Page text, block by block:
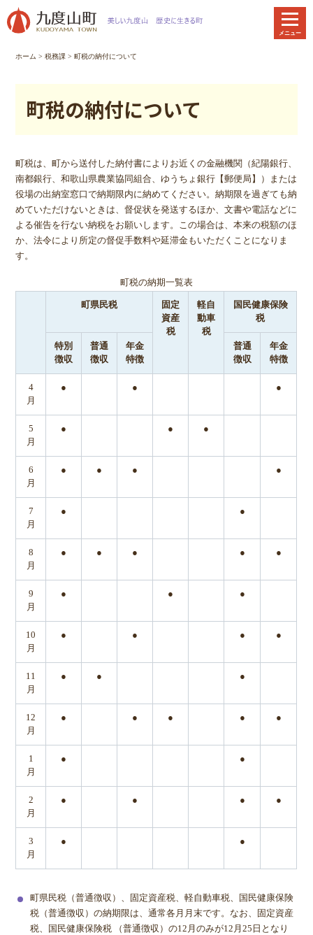
文
メニュー
ホーム >税務課 > 町税の納付について
町税の納付について
町税は、町から送付した納付書によりお近くの金融機関（紀陽銀行、
南都銀行、和歌山県農業協同組合、ゆうちょ銀行【郵便局】）または
役場の出納室窓口で納期限内に納めてください。納期限を過ぎても納
めていただけないときは、督促状を発送するほか、文書や電話などに
よる催告を行ない納税をお願いします。この場合は、本来の税額のほ
か、法令により所定の督促手数料や延滞金もいただくことになりま
す。
町税の納期一覧表
町県民税
固定
資産
税
軽自
動車
税
国民健康保険
税
特別
徴収
普通
徴収
年金
特徴
普通
徴収
年金
特徴
4
月
● ● ●
5
月
● ● ●
6
月
● ● ● ●
7
月
● ●
8
月
● ● ● ● ●
9
月
● ● ●
10
月
● ● ● ●
11
月
● ● ●
12
月
● ● ● ● ●
1
月
● ●
2
月
● ● ● ●
3
月
● ●
町県民税（普通徴収）、固定資産税、軽自動車税、国民健康保険
税（普通徴収）の納期限は、通常各月月末です。なお、固定資産
税、国民健康保険税 （普通徴収）の12月のみが12月25日となり